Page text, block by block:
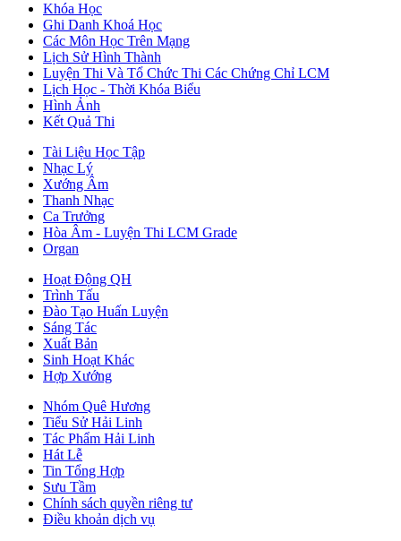
Khóa Học
Ghi Danh Khoá Học
Các Môn Học Trên Mạng
Lịch Sử Hình Thành
Luyện Thi Và Tổ Chức Thi Các Chứng Chỉ LCM
Lịch Học - Thời Khóa Biểu
Hình Ảnh
Kết Quả Thi
Tài Liệu Học Tập
Nhạc Lý
Xướng Âm
Thanh Nhạc
Ca Trưởng
Hòa Âm - Luyện Thi LCM Grade
Organ
Hoạt Động QH
Trình Tấu
Đào Tạo Huấn Luyện
Sáng Tác
Xuất Bản
Sinh Hoạt Khác
Hợp Xướng
Nhóm Quê Hương
Tiểu Sử Hải Linh
Tác Phẩm Hải Linh
Hát Lễ
Tin Tổng Hợp
Sưu Tầm
Chính sách quyền riêng tư
Điều khoản dịch vụ